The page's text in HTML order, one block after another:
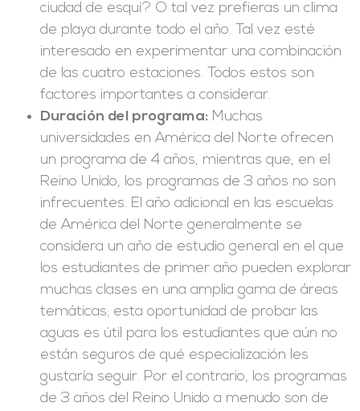
ciudad de esquí? O tal vez prefieras un clima
de playa durante todo el año. Tal vez esté
interesado en experimentar una combinación
de las cuatro estaciones. Todos estos son
factores importantes a considerar.
Duración del programa: Muchas
universidades en América del Norte ofrecen
un programa de 4 años, mientras que, en el
Reino Unido, los programas de 3 años no son
infrecuentes. El año adicional en las escuelas
de América del Norte generalmente se
considera un año de estudio general en el que
los estudiantes de primer año pueden explorar
muchas clases en una amplia gama de áreas
temáticas; esta oportunidad de probar las
aguas es útil para los estudiantes que aún no
están seguros de qué especialización les
gustaría seguir. Por el contrario, los programas
de 3 años del Reino Unido a menudo son de